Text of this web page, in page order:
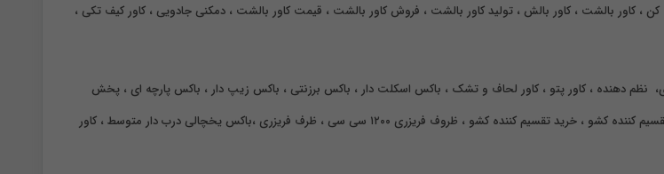
کاور بالشت ، کاور بالش ، تولید کاور بالشت ، فروش کاور بالشت ، قیمت کاور بالشت ، دمکنی جادویی ، کاور کیف تکی ،
نظم دهنده ، کاور پتو ، کاور لحاف و تشک ، باکس اسکلت دار ، باکس برزنتی ، باکس زیپ دار ، باکس پارچه ای ، پخش
عمده نظم دهنده ، پخش عمده تقسیم کننده ، پخش عمده انواع کاور ، تولید نظم دهنده ، تولید تقسیم کننده کشو ، خرید تقسیم کننده کشو ، ظروف فریزری ۱۲۰۰ سی سی ، ظرف فریزری ،باکس یخچالی درب دار متوسط ، کاور